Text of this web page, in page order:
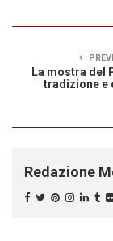
La mostra del
tradizione e
Redazione